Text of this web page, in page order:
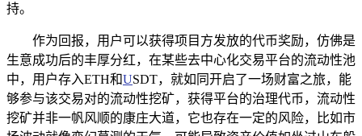
持。
作为回报，用户可以获得项目方发放的代币奖励，仿佛是
生意成功后的丰厚分红，在某些去中心化交易平台的流动性池
中，用户存入ETH和USDT，就如同开启了一场财富之旅，能
够参与该交易对的流动性挖矿，获得平台的治理代币，流动性
挖矿并非一帆风顺的康庄大道，它也存在一定的风险，比如市